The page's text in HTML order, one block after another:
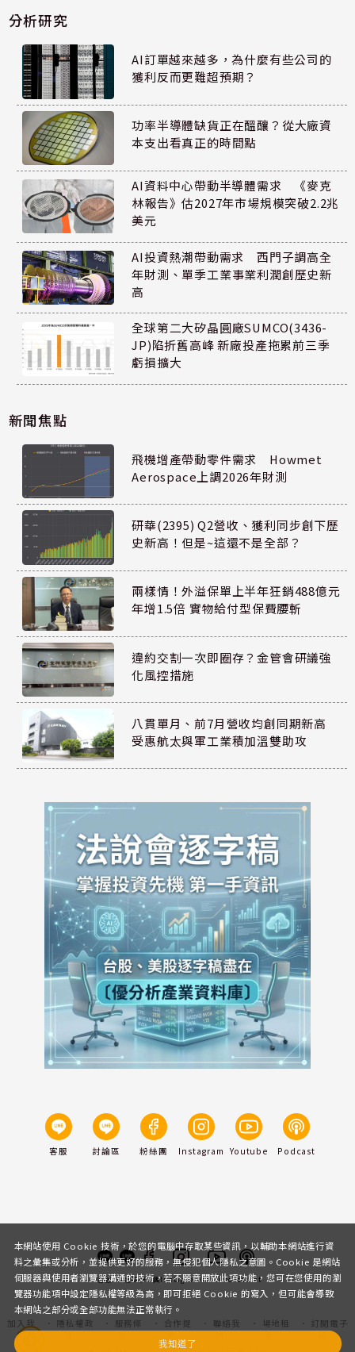
分析研究
AI訂單越來越多，為什麼有些公司的
獲利反而更難超預期？
功率半導體缺貨正在醞釀？從大廠資
本支出看真正的時間點
AI資料中心帶動半導體需求 《麥克
林報告》估2027年市場規模突破2.2兆
美元
AI投資熱潮帶動需求 西門子調高全
年財測、單季工業事業利潤創歷史新
高
全球第二大矽晶圓廠SUMCO(3436-
JP)陷折舊高峰 新廠投產拖累前三季
虧損擴大
新聞焦點
飛機增產帶動零件需求 Howmet
Aerospace上調2026年財測
研華(2395) Q2營收、獲利同步創下歷
史新高！但是~這還不是全部？
兩樣情！外溢保單上半年狂銷488億元
年增1.5倍 實物給付型保費腰斬
違約交割一次即圈存？金管會研議強
化風控措施
八貫單月、前7月營收均創同期新高
受惠航太與軍工業積加溫雙助攻
客服 討論區 粉絲團 Instagram Youtube Podcast
客服 討論區粉絲團InstagramYoutubePodcast
加入我
們
隱私權政
服務條
合作提
聯絡我
場地租
訂閱電子
本網站使用 Cookie 技術，於您的電腦中存取某些資訊，以輔助本網站進行資
料之彙集或分析，並提供更好的服務，無侵犯個人隱私之意圖。Cookie 是網站
伺服器與使用者瀏覽器溝通的技術，若不願意開放此項功能，您可在您使用的瀏
覽器功能項中設定隱私權等級為高，即可拒絕 Cookie 的寫入，但可能會導致
本網站之部分或全部功能無法正常執行。
我知道了